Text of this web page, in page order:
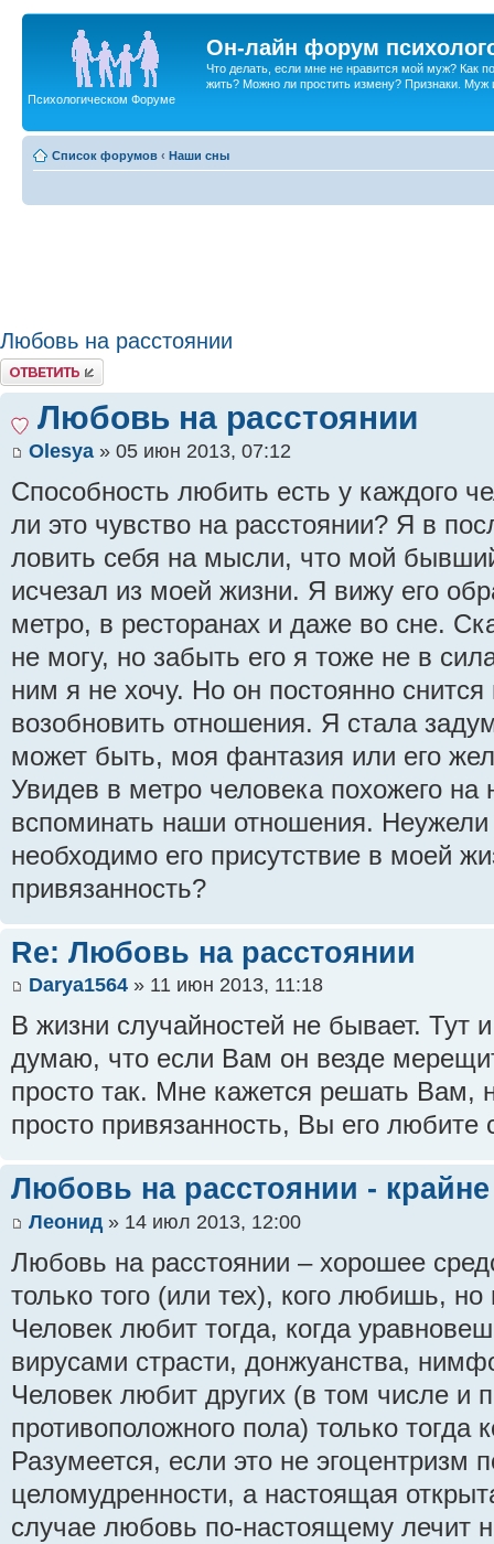
Он-лайн форум
Что делать, если мне не нравится мой муж? Как
жить? Можно ли простить измену? Признаки. Муж
Психологическом Форуме
Список форумов ‹ Наши сны
Любовь на расстоянии
Ответить
Любовь на расстоянии
Olesya » 05 июн 2013, 07:12
Способность любить есть у каждого
ли это чувство на расстоянии? Я в
ловить себя на мысли, что мой
исчезал из моей жизни. Я вижу его
метро, в ресторанах и даже во сне.
не могу, но забыть его я тоже не в
ним я не хочу. Но он постоянно снится
возобновить отношения. Я стала
может быть, моя фантазия или его
Увидев в метро человека похожего на
вспоминать наши отношения. Неужели
необходимо его присутствие в моей
привязанность?
Re: Любовь на расстоянии
Darya1564 » 11 июн 2013, 11:18
В жизни случайностей не бывает. Тут
думаю, что если Вам он везде
просто так. Мне кажется решать Вам,
просто привязанность, Вы его любите
Любовь на расстоянии -
Леонид » 14 июл 2013, 12:00
Любовь на расстоянии – хорошее
только того (или тех), кого любишь, но
Человек любит тогда, когда
вирусами страсти, донжуанства,
Человек любит других (в том числе и
противоположного пола) только тогда
Разумеется, если это не эгоцентризм
целомудренности, а настоящая
случае любовь по-настоящему лечит